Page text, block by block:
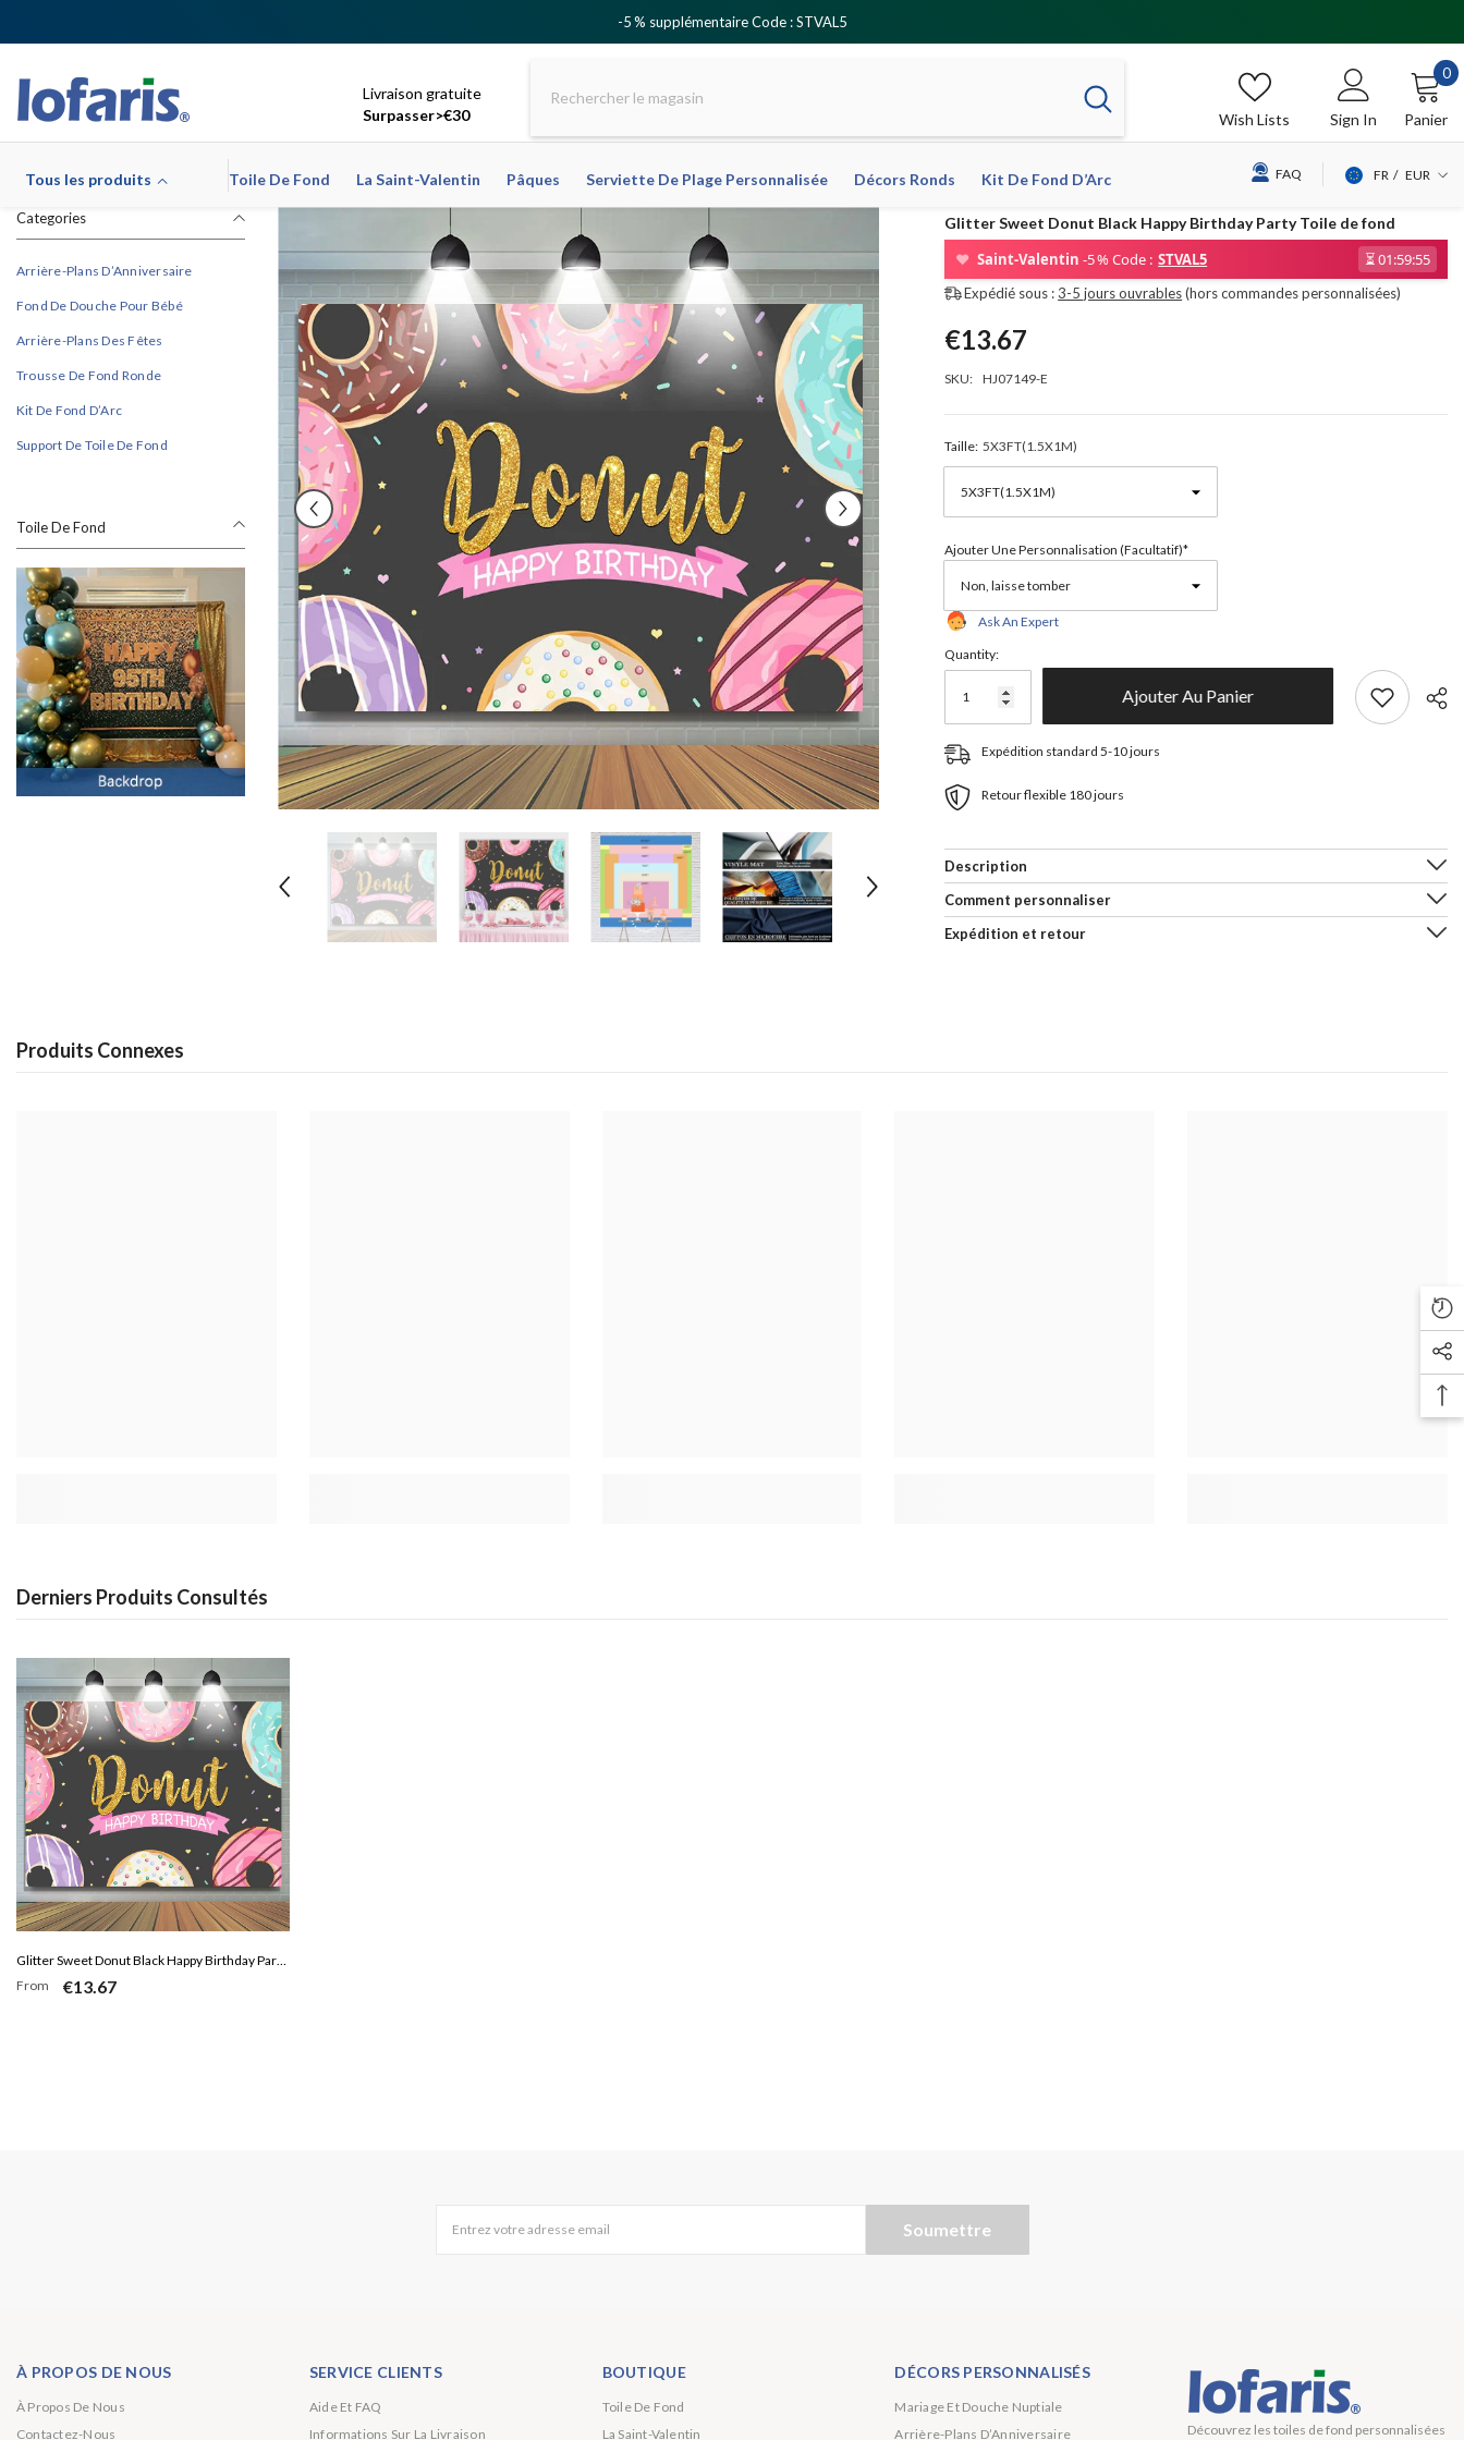
-5 % supplémentaire Code : STVAL5
Livraison gratuite
Surpasser>€30
Wish Lists Sign In Panier
00
Tous les produits Toile De Fond La Saint-Valentin Pâques Serviette De Plage Personnalisée Décors Ronds Kit De Fond D’Arc FAQ FR
EUR
EUR
GBP
Categories
Arrière-Plans D’Anniversaire
Fond De Douche Pour Bébé
Arrière-Plans Des Fêtes
Trousse De Fond Ronde
Kit De Fond D’Arc
Support De Toile De Fond
Toile De Fond
Glitter Sweet Donut Black Happy Birthday Party Toile de fond
❤ Saint-Valentin -5 % Code : STVAL5 ⏳01:59:55
Expédié sous :3-5 jours ouvrables(hors commandes personnalisées)
€13.67
SKU: HJ07149-E
Taille: 5X3FT(1.5X1M)
Ajouter Une Personnalisation (facultatif)*
Ask An Expert
Quantity:
Ajouter Au Panier
Expédition standard 5-10 jours
Retour flexible 180 jours
Description
Comment personnaliser
Expédition et retour
Produits Connexes
Derniers Produits Consultés
Glitter Sweet Donut Black Happy Birthday Party
Toile de fond
From €13.67
Entrez votre adresse email Soumettre
À PROPOS DE NOUS
À Propos De Nous
Contactez-Nous
SERVICE CLIENTS
Aide Et FAQ
Informations Sur La Livraison
BOUTIQUE
Toile De Fond
La Saint-Valentin
DÉCORS PERSONNALISÉS
Mariage Et Douche Nuptiale
Arrière-Plans D’Anniversaire
Découvrez les toiles de fond personnalisées